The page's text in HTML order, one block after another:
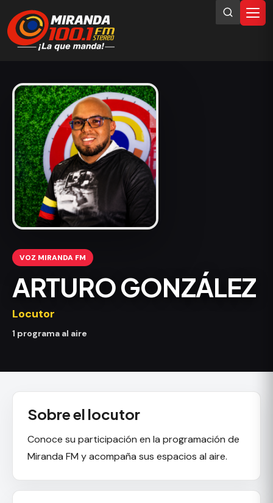
VOZ MIRANDA FM
ARTURO GONZÁLEZ
Locutor
1 programa al aire
Sobre el locutor
Conoce su participación en la programación de
Miranda FM y acompaña sus espacios al aire.